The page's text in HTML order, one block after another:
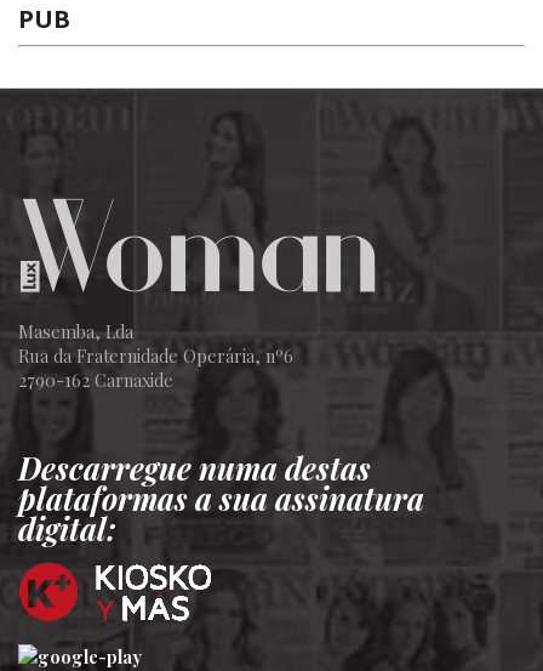
PUB
Masemba, Lda
Rua da Fraternidade Operária, nº6
2790-162 Carnaxide
Descarregue numa destas
plataformas a sua assinatura
digital: